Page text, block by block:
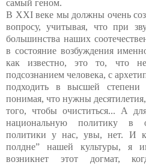
самый геном.
В XXI веке мы должны очень
вопросу, учитывая, что при
большинства наших
в состояние возбуждения
как известно, это то, что
подсознанием человека, с
подходить в высшей степени
понимая, что нужны
того, чтобы очиститься... А
национальную политику в
политики у нас, увы, нет. И
полдне” нашей культуры, я
возникнет этот догмат,